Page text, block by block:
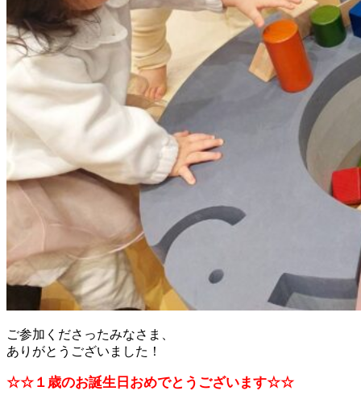
ご参加くださったみなさま、
ありがとうございました！
☆☆１歳のお誕生日おめでとうございます☆☆